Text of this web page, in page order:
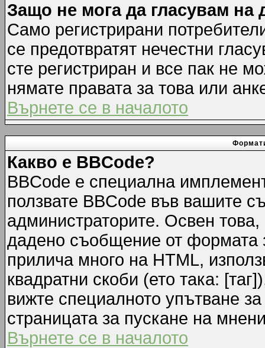
Защо не мога да гласувам на
Само регистрирани
се предотвратят нечестни
сте регистриран и все пак не
нямате правата за това или
Върнете се в началото
Какво е BBCode?
BBCode е специална
ползвате BBCode във вашите
администраторите. Освен
дадено съобщение от формата
прилича много на HTML,
квадратни скоби (ето така:
вижте специалното упътване
страницата за пускане на
Върнете се в началото